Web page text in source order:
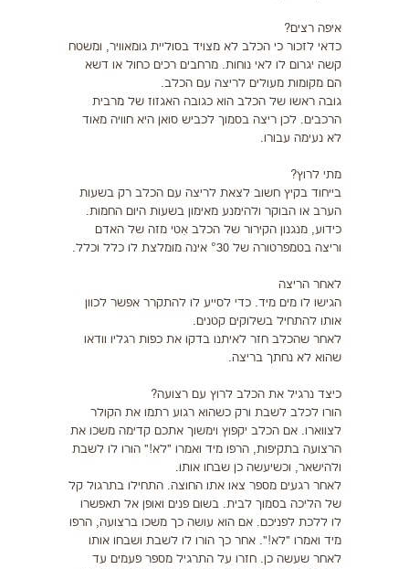
איפה רצים?
כדאי לזכור כי הכלב לא מצויד בסוליית גומאוויר, ומשטח
קשה יגרום לו לאי נוחות. מרחבים רכים כחול או דשא
הם מקומות מעולים לריצה עם הכלב.
גובה ראשו של הכלב הוא כגובה האגזוז של מרבית
הרכבים. לכן ריצה בסמוך לכביש סואן היא חוויה מאוד
לא נעימה עבורו.
מתי לרוץ?
בייחוד בקיץ חשוב לצאת לריצה עם הכלב רק בשעות
הערב או הבוקר ולהימנע מאימון בשעות היום החמות.
כידוע, מנגנון הקירור של הכלב אִטי מזה של האדם
וריצה בטמפרטורה של °30 אינה מומלצת לו כלל וכלל.
לאחר הריצה
הגישו לו מים מיד. כדי לסייע לו להתקרר אפשר לכוון
אותו להתחיל בשלוקים קטנים.
לאחר שהכלב חזר לאיתנו בדקו את כפות רגליו וודאו
שהוא לא נחתך בריצה.
כיצד נרגיל את הכלב לרוץ עם רצועה?
הורו לכלב לשבת ורק כשהוא רגוע רתמו את הקולר
לצווארו. אם הכלב יקפוץ וימשוך אתכם קדימה משכו את
הרצועה בתקיפות, הרפו מיד ואמרו "לא!" הורו לו לשבת
ולהישאר, וכשיעשה כן שבחו אותו.
לאחר רגעים מספר צאו אתו החוצה. התחילו בתרגול קל
של הליכה בסמוך לבית. בשום פנים ואופן אל תאפשרו
לו ללכת לפניכם. אם הוא עושה כך משכו ברצועה, הרפו
מיד ואמרו "לא!". אחר כך הורו לו לשבת ושבחו אותו
לאחר שעשה כן. חזרו על התרגיל מספר פעמים עד